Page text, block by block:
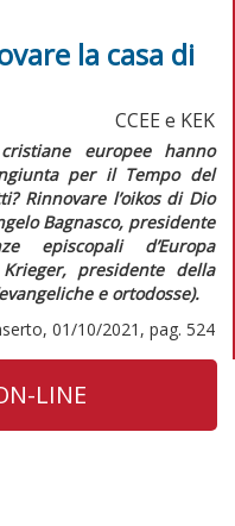
la casa di
CCEE e KEK
europee hanno
per il Tempo del
Rinnovare l’oikos di Dio
Bagnasco, presidente
episcopali d’Europa
presidente della
e ortodosse).
01/10/2021, pag. 524
LINE